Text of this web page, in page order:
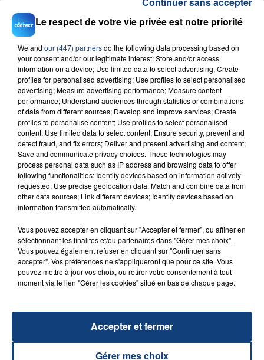
FIL D'ACTU
23 juillet 2026
INCENDIE MORTEL À LENS : UNE FEMME ET
SON BÉBÉ ENTRE LA VIE ET LA...
aspergé sa compagne et leur bébé de trois mois
d'un liquide inflammable.
UNE ADOLESCENTE DEVANT SE FAIRE
OPÉRER DE LA CHEVILLE RESSORT DE LA...
Le respect de votre vie privée est notre priorité
We and our (447) partnersdo the following data processing based on
your consent and/or our legitimate interest: Store and/or access
information on a device; Use limited data to select advertising; Create
profiles for personalised advertising; Use profiles to select personalised
advertising; Measure advertising performance; Measure content
performance; Understand audiences through statistics or combinations
of data from different sources; Develop and improve services; Create
profiles to personalise content; Use profiles to select personalised
content; Use limited data to select content; Ensure security, prevent and
detect fraud, and fix errors; Deliver and present advertising and content;
Save and communicate privacy choices. These technologies may
process personal data such as IP address and browsing data to offer
following functionalities: Identify devices based on information actively
requested; Use precise geolocation data; Match and combine data from
other data sources; Link different devices; Identify devices based on
information transmitted automatically.
Vous pouvez accepter en cliquant sur "Accepter et fermer", ou affiner en
sélectionnant les finalités et/ou partenaires dans "Gérer mes choix".
Vous pouvez également refuser en cliquant sur "Continuer sans
accepter". Vos préférences ne s'appliqueront que pour ce site. Vous
pouvez mettre à jour vos choix, ou retirer votre consentement à tout
moment via le lien "Gérer les cookies" situé en bas de chaque page.
Gérer mes choix
Accepter et fermer